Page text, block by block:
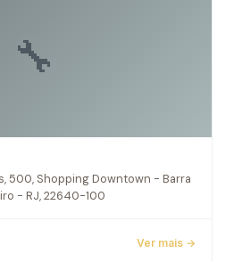
🔧
500, Shopping Downtown - Barra
- RJ, 22640-100
Ver mais →